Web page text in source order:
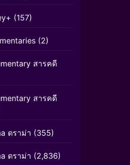
(157)
(2)
สารคดี
สารคดี
ดราม่า (355)
ดราม่า (2,836)